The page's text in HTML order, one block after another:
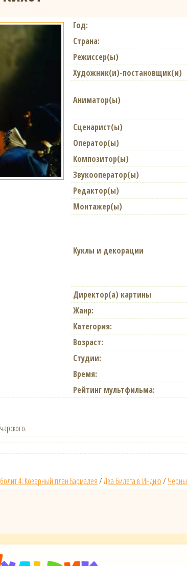
Год:
Страна:
Режиссер(ы)
Художник(и)-постановщик(и)
Аниматор(ы)
Сценарист(ы)
Оператор(ы)
Композитор(ы)
Звукооператор(ы)
Редактор(ы)
Монтажер(ы)
Куклы и декорации
Директор(а) картины
Жанр:
Категория:
Возраст:
Студии:
Время:
Рейтинг мультфильма:
4: Коварный план Бармалея/Два билета в Индию/